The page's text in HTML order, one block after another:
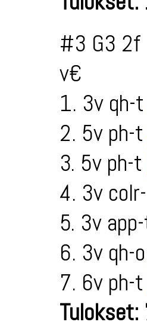
#3 G3 2f
v€
1. 3v qh-t
2. 5v ph-t
3. 5v ph-t
4. 3v
5. 3v
6. 3v qh-o
7. 6v ph-t